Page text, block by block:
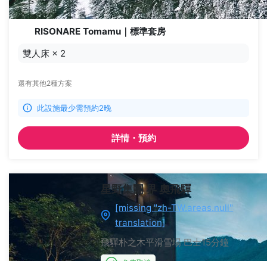
RISONARE Tomamu｜標準套房
雙人床 × 2
還有其他2種方案
此設施最少需預約2晚
詳情・預約
星野集團 界 奧飛驒
[missing "zh-TW.areas.null"
translation]
飛驒朴之木平滑雪場 巴士15分鐘